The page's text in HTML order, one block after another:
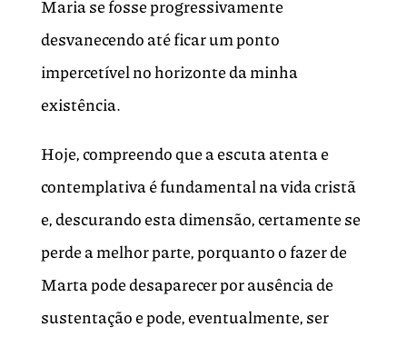
Maria se fosse progressivamente
desvanecendo até ficar um ponto
impercetível no horizonte da minha
existência.
Hoje, compreendo que a escuta atenta e
contemplativa é fundamental na vida cristã
e, descurando esta dimensão, certamente se
perde a melhor parte, porquanto o fazer de
Marta pode desaparecer por ausência de
sustentação e pode, eventualmente, ser